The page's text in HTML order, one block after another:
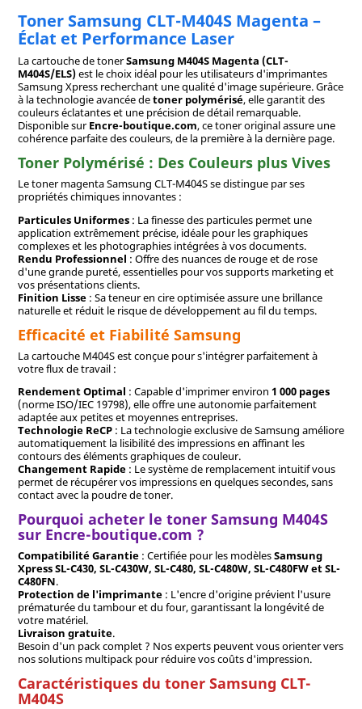
Toner Samsung CLT-M404S Magenta –
Éclat et Performance Laser
La cartouche de tonerSamsung M404S Magenta (CLT-
M404S/ELS)est le choix idéal pour les utilisateurs d'imprimantes
Samsung Xpress recherchant une qualité d'image supérieure. Grâce
à la technologie avancée detoner polymérisé, elle garantit des
couleurs éclatantes et une précision de détail remarquable.
Disponible surEncre-boutique.com, ce toner original assure une
cohérence parfaite des couleurs, de la première à la dernière page.
Toner Polymérisé : Des Couleurs plus Vives
Le toner magenta Samsung CLT-M404S se distingue par ses
propriétés chimiques innovantes :
Particules Uniformes: La finesse des particules permet une
application extrêmement précise, idéale pour les graphiques
complexes et les photographies intégrées à vos documents.
Rendu Professionnel : Offre des nuances de rouge et de rose
d'une grande pureté, essentielles pour vos supports marketing et
vos présentations clients.
Finition Lisse: Sa teneur en cire optimisée assure une brillance
naturelle et réduit le risque de développement au fil du temps.
Efficacité et Fiabilité Samsung
La cartouche M404S est conçue pour s'intégrer parfaitement à
votre flux de travail :
Rendement Optimal : Capable d'imprimer environ 1 000 pages
(norme ISO/IEC 19798), elle offre une autonomie parfaitement
adaptée aux petites et moyennes entreprises.
Technologie ReCP: La technologie exclusive de Samsung améliore
automatiquement la lisibilité des impressions en affinant les
contours des éléments graphiques de couleur.
Changement Rapide: Le système de remplacement intuitif vous
permet de récupérer vos impressions en quelques secondes, sans
contact avec la poudre de toner.
Pourquoi acheter le toner Samsung M404S
sur Encre-boutique.com ?
Compatibilité Garantie: Certifiée pour les modèlesSamsung
Xpress SL-C430, SL-C430W, SL-C480, SL-C480W, SL-C480FW et SL-
C480FN.
Protection de l'imprimante: L'encre d'origine prévient l'usure
prématurée du tambour et du four, garantissant la longévité de
votre matériel.
Livraison gratuite.
Besoin d'un pack complet ? Nos experts peuvent vous orienter vers
nos solutions multipack pour réduire vos coûts d'impression.
Caractéristiques du toner Samsung CLT-
M404S